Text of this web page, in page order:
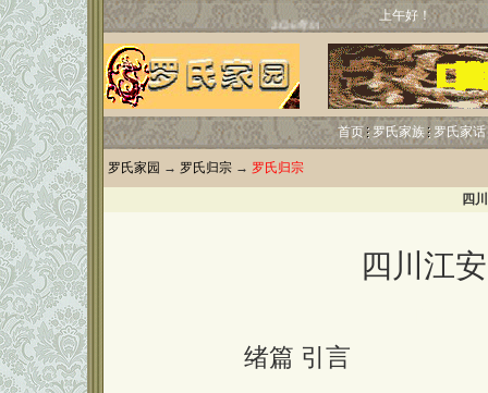
上午好！
首页 罗氏家族 罗氏家话
罗氏家园 → 罗氏归宗 → 罗氏归宗
四
四川江
绪篇 引言